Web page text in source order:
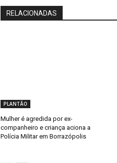
RELACIONADAS
PLANTÃO
Mulher é agredida por ex-
companheiro e criança aciona a
Polícia Militar em Borrazópolis